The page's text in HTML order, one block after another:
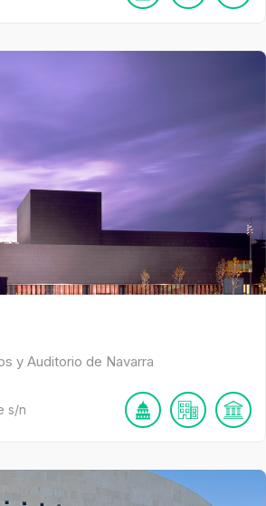
y Auditorio de Navarra
s/n